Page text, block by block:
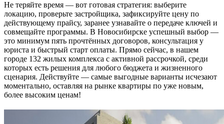
Не теряйте время — вот готовая стратегия: выберите
локацию, проверьте застройщика, зафиксируйте цену по
действующему прайсу, заранее узнавайте о передаче ключей и
совмещайте программы. В Новосибирске успешный выбор —
это минимум пять прочтённых договоров, консультация у
юриста и быстрый старт оплаты. Прямо сейчас, в нашем
городе 132 жилых комплекса с активной рассрочкой, среди
которых есть решения для любого бюджета и жизненного
сценария. Действуйте — самые выгодные варианты исчезают
моментально, оставляя на рынке квартиры по уже новым,
более высоким ценам!